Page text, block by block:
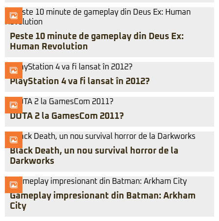
Peste 10 minute de gameplay din Deus Ex:
Human Revolution
PlayStation 4 va fi lansat în 2012?
DOTA 2 la GamesCom 2011?
Black Death, un nou survival horror de la
Darkworks
Gameplay impresionant din Batman: Arkham
City